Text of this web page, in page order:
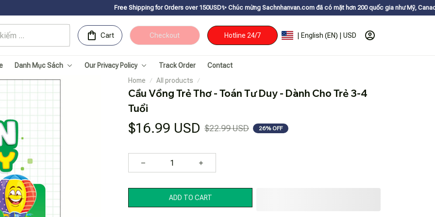
Free Shipping for Orders over 150USDㅤ✨ Chúc mừng Sachnhanvan.com đã có mặt hơn 200 quốc gia như Mỹ, Canada, Úc, Nhật,
Cart Checkout Hotline 24/7 | English (EN) | USD
Danh Mục Sách Our Privacy Policy Track Order
Contact
Home
All products
Cầu Vồng Trẻ Thơ - Toán Tư Duy - Dành Cho Trẻ 3-4
Tuổi
$16.99 USD $22.99 USD 26% OFF
ADD TO CART